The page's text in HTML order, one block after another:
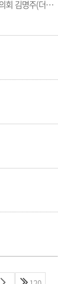
[경인방송 인터뷰] [전지적인천시점] 인천시의회 김명주(더불어민주당)시의원, 이용창 (국민의힘) 시의원